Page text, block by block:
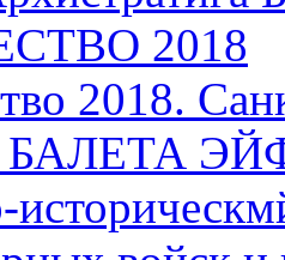
2018
2018.
БАЛЕТА